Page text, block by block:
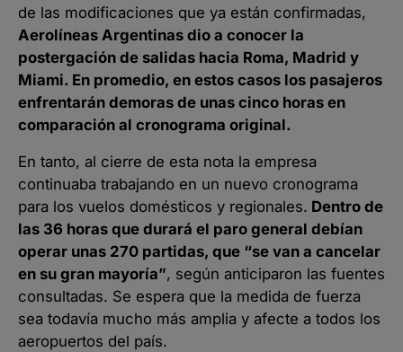
de las modificaciones que ya están confirmadas,
Aerolíneas Argentinas dio a conocer la
postergación de salidas hacia Roma, Madrid y
Miami. En promedio, en estos casos los pasajeros
enfrentarán demoras de unas cinco horas en
comparación al cronograma original.
En tanto, al cierre de esta nota la empresa
continuaba trabajando en un nuevo cronograma
para los vuelos domésticos y regionales. Dentro de
las 36 horas que durará el paro general debían
operar unas 270 partidas, que “se van a cancelar
en su gran mayoría”, según anticiparon las fuentes
consultadas. Se espera que la medida de fuerza
sea todavía mucho más amplia y afecte a todos los
aeropuertos del país.